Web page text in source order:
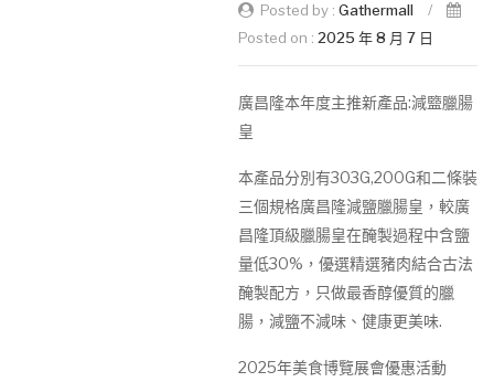
Posted by : Gathermall
/
Posted on : 2025 年 8 月 7 日
廣昌隆本年度主推新產品:減盬臘腸
皇
本產品分別有303G,200G和二條裝
三個規格廣昌隆減鹽臘腸皇，較廣
昌隆頂級臘腸皇在醃製過程中含鹽
量低30%，優選精選豬肉結合古法
醃製配方，只做最香醇優質的臘
腸，減鹽不減味、健康更美味.
2025年美食博覽展會優惠活動